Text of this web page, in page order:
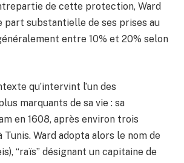
de cette protection, Ward
part substantielle de ses prises au
entre 10% et 20% selon
qu’intervint l’un des
marquants de sa vie : sa
en 1608, après environ trois
Tunis. Ward adopta alors le nom de
“raïs” désignant un capitaine de